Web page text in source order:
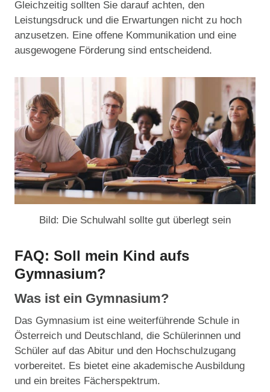
Gleichzeitig sollten Sie darauf achten, den
Leistungsdruck und die Erwartungen nicht zu hoch
anzusetzen. Eine offene Kommunikation und eine
ausgewogene Förderung sind entscheidend.
Bild: Die Schulwahl sollte gut überlegt sein
FAQ: Soll mein Kind aufs
Gymnasium?
Was ist ein Gymnasium?
Das Gymnasium ist eine weiterführende Schule in
Österreich und Deutschland, die Schülerinnen und
Schüler auf das Abitur und den Hochschulzugang
vorbereitet. Es bietet eine akademische Ausbildung
und ein breites Fächerspektrum.